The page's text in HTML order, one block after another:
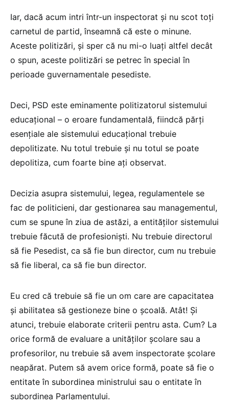
Iar, dacă acum intri într-un inspectorat și nu scot toți
carnetul de partid, înseamnă că este o minune.
Aceste politizări, și sper că nu mi-o luați altfel decât
o spun, aceste politizări se petrec în special în
perioade guvernamentale pesediste.
Deci, PSD este eminamente politizatorul sistemului
educațional – o eroare fundamentală, fiindcă părți
esențiale ale sistemului educațional trebuie
depolitizate. Nu totul trebuie și nu totul se poate
depolitiza, cum foarte bine ați observat.
Decizia asupra sistemului, legea, regulamentele se
fac de politicieni, dar gestionarea sau managementul,
cum se spune în ziua de astăzi, a entităților sistemului
trebuie făcută de profesioniști. Nu trebuie directorul
să fie Pesedist, ca să fie bun director, cum nu trebuie
să fie liberal, ca să fie bun director.
Eu cred că trebuie să fie un om care are capacitatea
și abilitatea să gestioneze bine o școală. Atât! Și
atunci, trebuie elaborate criterii pentru asta. Cum? La
orice formă de evaluare a unităților școlare sau a
profesorilor, nu trebuie să avem inspectorate școlare
neapărat. Putem să avem orice formă, poate să fie o
entitate în subordinea ministrului sau o entitate în
subordinea Parlamentului.